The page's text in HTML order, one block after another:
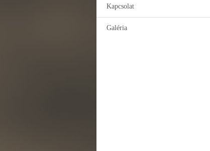
Kapcsolat
Galéria